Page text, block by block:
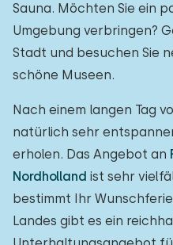
Sauna. Möchten Sie ein
Umgebung verbringen?
Stadt und besuchen Sie
schöne Museen.
Nach einem langen Tag
natürlich sehr
erholen. Das Angebot an
Nordholland ist sehr
bestimmt Ihr
Landes gibt es ein